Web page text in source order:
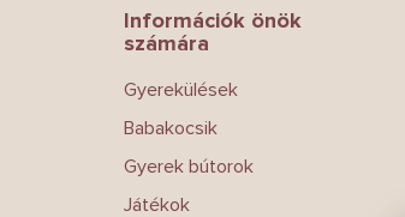
Információk önök
számára
Gyerekülések
Babakocsik
Gyerek bútorok
Játékok